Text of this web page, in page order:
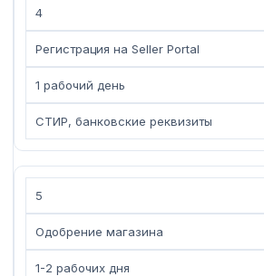
4
Регистрация на Seller Portal
1 рабочий день
СТИР, банковские реквизиты
5
Одобрение магазина
1-2 рабочих дня